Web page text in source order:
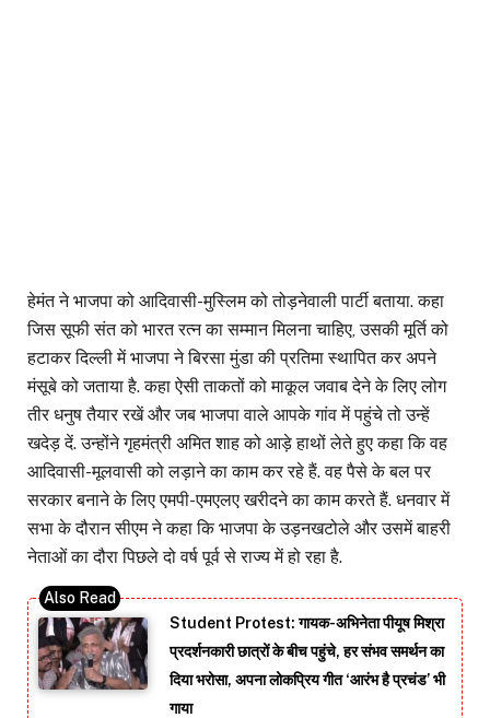
हेमंत ने भाजपा को आदिवासी-मुस्लिम को तोड़नेवाली पार्टी बताया. कहा
जिस सूफी संत को भारत रत्न का सम्मान मिलना चाहिए, उसकी मूर्ति को
हटाकर दिल्ली में भाजपा ने बिरसा मुंडा की प्रतिमा स्थापित कर अपने
मंसूबे को जताया है. कहा ऐसी ताकतों को माकूल जवाब देने के लिए लोग
तीर धनुष तैयार रखें और जब भाजपा वाले आपके गांव में पहुंचे तो उन्हें
खदेड़ दें. उन्होंने गृहमंत्री अमित शाह को आड़े हाथों लेते हुए कहा कि वह
आदिवासी-मूलवासी को लड़ाने का काम कर रहे हैं. वह पैसे के बल पर
सरकार बनाने के लिए एमपी-एमएलए खरीदने का काम करते हैं. धनवार में
सभा के दौरान सीएम ने कहा कि भाजपा के उड़नखटोले और उसमें बाहरी
नेताओं का दौरा पिछले दो वर्ष पूर्व से राज्य में हो रहा है.
Student Protest: गायक-अभिनेता पीयूष मिश्रा
प्रदर्शनकारी छात्रों के बीच पहुंचे, हर संभव समर्थन का
दिया भरोसा, अपना लोकप्रिय गीत ‘आरंभ है प्रचंड’ भी
गाया